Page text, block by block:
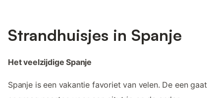
Strandhuisjes in Spanje
Het veelzijdige Spanje
Spanje is een vakantie favoriet van velen. De een gaat